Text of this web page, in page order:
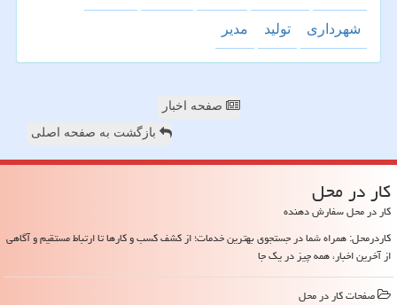
شهرداری تولید مدیر
صفحه اخبار
بازگشت به صفحه اصلی
كار در محل
کار در محل سفارش دهنده
کاردرمحل: همراه شما در جستجوی بهترین خدمات؛ از کشف کسب و کارها تا ارتباط مستقیم و آگاهی
از آخرین اخبار، همه چیز در یک جا
صفحات كار در محل